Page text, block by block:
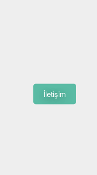
İletişim